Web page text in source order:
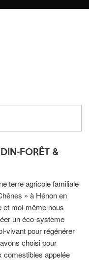
FORÊT &
terre agricole familiale
» à Hénon en
et moi-même nous
un éco-système
vivant pour régénérer
choisi pour
comestibles appelée